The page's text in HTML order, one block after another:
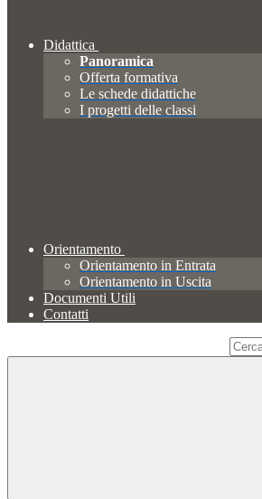
Didattica
Panoramica
Offerta formativa
Le schede didattiche
I progetti delle classi
Orientamento
Orientamento in Entrata
Orientamento in Uscita
Documenti Utili
Contatti